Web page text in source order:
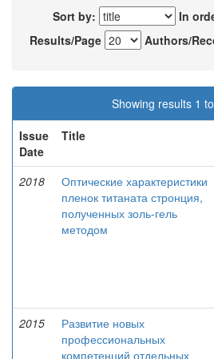
Sort by:
In
Results/Page
Authors/
Showing results 1
Issue
Date
Title
2018
Оптические характеристики
пленок титаната стронция,
полученных золь-гель
методом
2015
Развитие новых
профессиональных
компетенций отдельных